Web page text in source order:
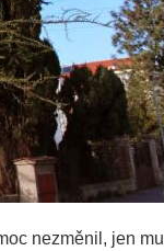
nezměnil, jen mu